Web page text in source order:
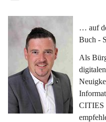
… auf
Buch -
Als
CITIES